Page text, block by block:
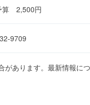
算 2,500円
9709
あります。最新情報に